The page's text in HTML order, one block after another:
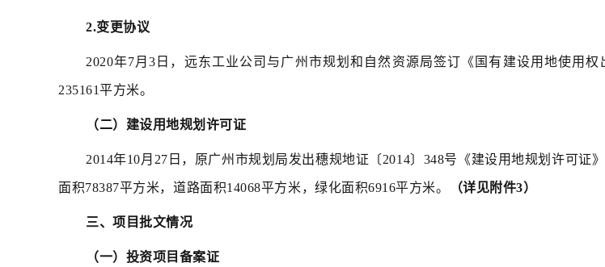
2.变更协议
2020年7月3日，远东工业公司与广州市规划和自然资源局签订《国有建设用地使用
235161平方米。
（二）建设用地规划许可证
2014年10月27日，原广州市规划局发出穗规地证〔2014〕348号《建设用地规划许可
面积78387平方米，道路面积14068平方米，绿化面积6916平方米。 （详见附件3）
三、项目批文情况
（一）投资项目备案证